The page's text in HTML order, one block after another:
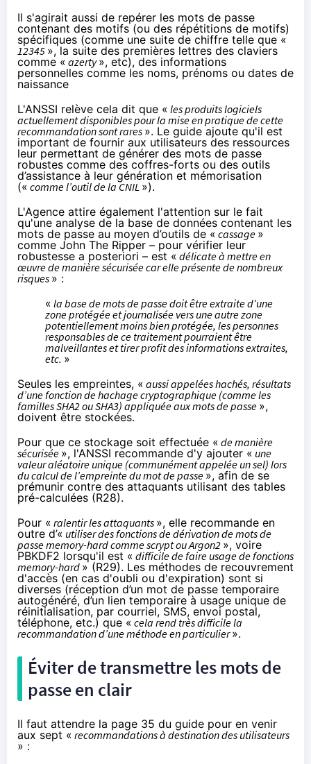
Il s'agirait aussi de repérer les mots de passe
contenant des motifs (ou des répétitions de motifs)
spécifiques (comme une suite de chiffre telle que «
12345 », la suite des premières lettres des claviers
comme « azerty», etc), des informations
personnelles comme les noms, prénoms ou dates de
naissance
L'ANSSI relève cela dit que « les produits logiciels
actuellement disponibles pour la mise en pratique de cette
recommandation sont rares ». Le guide ajoute qu'il est
important de fournir aux utilisateurs des ressources
leur permettant de générer des mots de passe
robustes comme des coffres-forts ou des outils
d’assistance à leur génération et mémorisation
(« comme l’outilde la CNIL »).
L'Agence attire également l'attention sur le fait
qu'une analyse de la base de données contenant les
mots de passe au moyen d’outils de « cassage »
comme John The Ripper – pour vérifier leur
robustesse a posteriori – est « délicate à mettre en
œuvre de manière sécurisée car elle présente de nombreux
risques » :
« la base de mots de passe doit être extraite d’une
zone protégée et journalisée vers une autre zone
potentiellement moins bien protégée, les personnes
responsables de ce traitement pourraient être
malveillantes et tirer profit des informations extraites,
etc. »
Seules les empreintes, « aussi appelées hachés, résultats
d’une fonction de hachage cryptographique (comme les
familles SHA2 ou SHA3) appliquée aux mots de passe »,
doivent être stockées.
Pour que ce stockage soit effectuée « de manière
sécurisée », l'ANSSI recommande d'y ajouter « une
valeur aléatoire unique (communément appelée un sel) lors
du calcul de l’empreinte du mot de passe», afin de se
prémunir contre des attaquants utilisant des tables
pré-calculées (R28).
Pour « ralentir les attaquants », elle recommande en
outre d’« utiliser des fonctions de dérivation de mots de
passe memory-hard comme scrypt ou Argon2 », voire
PBKDF2 lorsqu'il est « difficile de faire usage de fonctions
memory-hard » (R29). Les méthodes de recouvrement
d'accès (en cas d'oubli ou d'expiration) sont si
diverses (réception d’un mot de passe temporaire
autogénéré, d’un lien temporaire à usage unique de
réinitialisation, par courriel, SMS, envoi postal,
téléphone, etc.) que « cela rend très difficile la
recommandation d’une méthode en particulier».
Éviter de transmettre les mots de
passe en clair
Il faut attendre la page 35 du guide pour en venir
aux sept « recommandations à destination des utilisateurs
» :